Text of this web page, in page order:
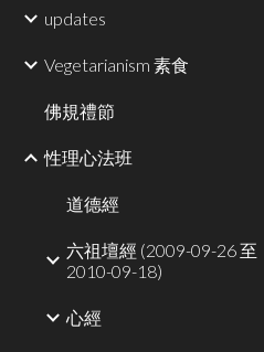
updates
Vegetarianism 素食
佛規禮節
性理心法班
道德經
六祖壇經 (2009-09-26 至
2010-09-18)
心經